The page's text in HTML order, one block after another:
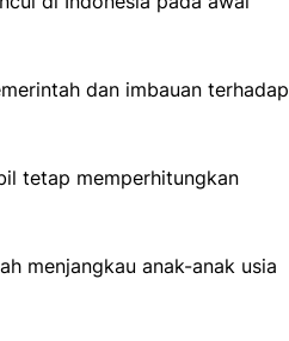
dan imbauan terhadap
tetap memperhitungkan
menjangkau anak-anak usia